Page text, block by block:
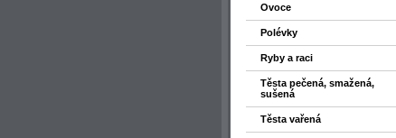
Ovoce
Polévky
Ryby a raci
Těsta pečená, smažená,
sušená
Těsta vařená